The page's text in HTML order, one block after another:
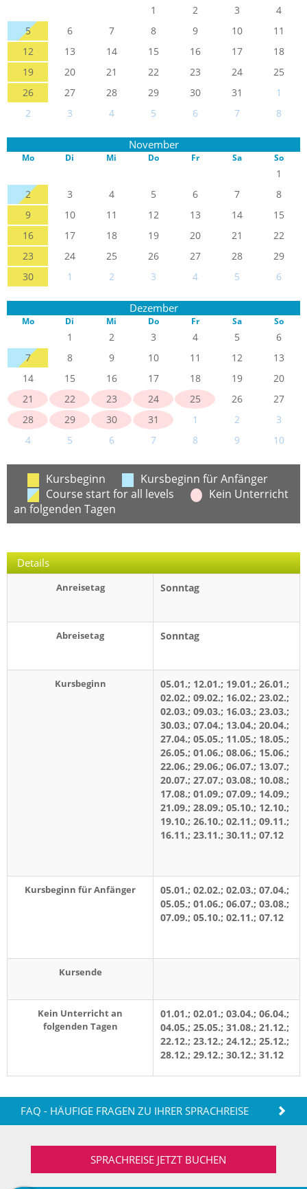
1 2 3
4
5
6 7 8 9 10
11
12
13 14 15 16 17
18
19
20 21 22 23 24
25
26
27 28 29 30 31
1
2
3 4 5 6 7 8
November
Mo Di Mi Do Fr Sa So
1
2
3 4 5 6 7
8
9
10 11 12 13 14
15
16
17 18 19 20 21
22
23
24 25 26 27 28
29
30
1 2 3 4 5 6
Dezember
Mo Di Mi Do Fr Sa So
1 2 3 4 5
6
7
8 9 10 11 12
13
14
15 16 17 18 19
20
21
22 23 24 25 26
27
28
29 30 31 1 2
3
4
5 6 7 8 9 10
Kursbeginn
Kursbeginn für Anfänger
Course start for all levels
Kein Unterricht
an folgenden Tagen
Details
Anreisetag Sonntag
Abreisetag Sonntag
Kursbeginn
05.01.; 12.01.; 19.01.; 26.01.;
02.02.; 09.02.; 16.02.; 23.02.;
02.03.; 09.03.; 16.03.; 23.03.;
30.03.; 07.04.; 13.04.; 20.04.;
27.04.; 05.05.; 11.05.; 18.05.;
26.05.; 01.06.; 08.06.; 15.06.;
22.06.; 29.06.; 06.07.; 13.07.;
20.07.; 27.07.; 03.08.; 10.08.;
17.08.; 01.09.; 07.09.; 14.09.;
21.09.; 28.09.; 05.10.; 12.10.;
19.10.; 26.10.; 02.11.; 09.11.;
16.11.; 23.11.; 30.11.; 07.12
Kursbeginn für Anfänger
05.01.; 02.02.; 02.03.; 07.04.;
05.05.; 01.06.; 06.07.; 03.08.;
07.09.; 05.10.; 02.11.; 07.12
Kursende
Kein Unterricht an
folgenden Tagen
01.01.; 02.01.; 03.04.; 06.04.;
04.05.; 25.05.; 31.08.; 21.12.;
22.12.; 23.12.; 24.12.; 25.12.;
28.12.; 29.12.; 30.12.; 31.12
FAQ - HÄUFIGE FRAGEN ZU IHRER SPRACHREISE
SPRACHREISE JETZT BUCHEN